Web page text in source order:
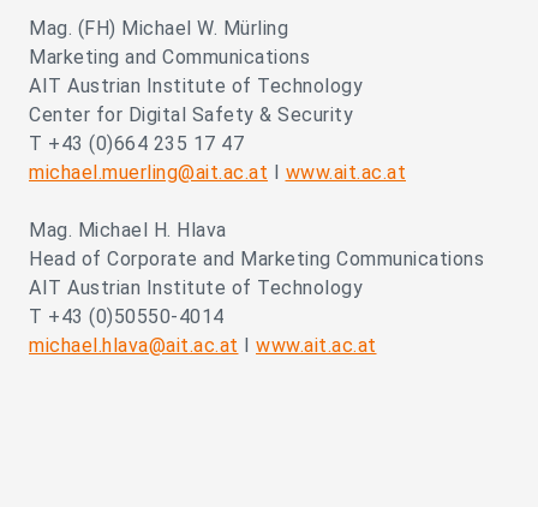
Mag. (FH) Michael W. Mürling
Marketing and Communications
AIT Austrian Institute of Technology
Center for Digital Safety & Security
T +43 (0)664 235 17 47
michael.muerling@ait.ac.at I www.ait.ac.at
Mag. Michael H. Hlava
Head of Corporate and Marketing Communications
AIT Austrian Institute of Technology
T +43 (0)50550-4014
michael.hlava@ait.ac.at I www.ait.ac.at